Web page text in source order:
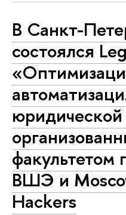
В Санкт-
состоялся
ВШЭ и
Hackers